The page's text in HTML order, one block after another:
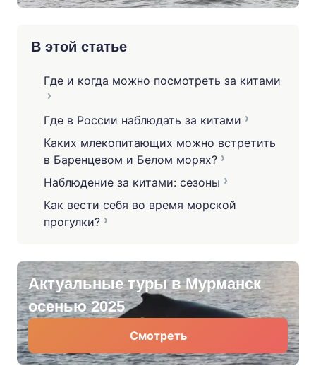
В этой статье
Где и когда можно посмотреть за китами
Где в России наблюдать за китами
Каких млекопитающих можно встретить
в Баренцевом и Белом морях?
Наблюдение за китами: сезоны
Как вести себя во время морской
прогулки?
Актуальные туры в Мурманск
осенью 2025
Смотреть